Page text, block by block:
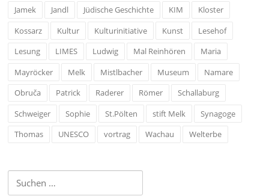
Jamek
Jandl Jüdische Geschichte KIM
Kloster
Kossarz
Kultur Kulturinitiative Kunst
Lesehof
Lesung
LIMES Ludwig Mal Reinhören
Maria
Mayröcker
Melk Mistlbacher Museum
Namare
Obruča
Patrick Raderer Römer
Schallaburg
Schweiger
Sophie St.Pölten stift Melk
Synagoge
Thomas
UNESCO vortrag Wachau Welterbe
nach: